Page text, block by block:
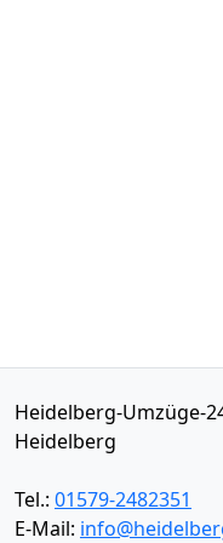
Heidelberg-Umzüge-
Heidelberg
Tel.: 01579-2482351
E-Mail: